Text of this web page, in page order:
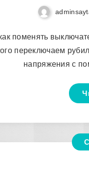
поменять
переключаем
напряжения с